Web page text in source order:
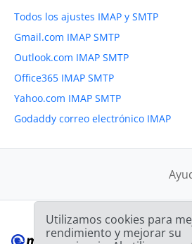
Todos los ajustes IMAP y SMTP
Gmail.com IMAP SMTP
Outlook.com IMAP SMTP
Office365 IMAP SMTP
Yahoo.com IMAP SMTP
Godaddy correo electrónico IMAP
Utilizamos cookies para
rendimiento y mejorar su